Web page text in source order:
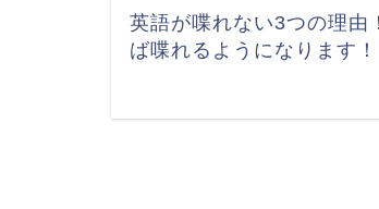
英語が喋れない3つの理由
ば喋れるようになります！